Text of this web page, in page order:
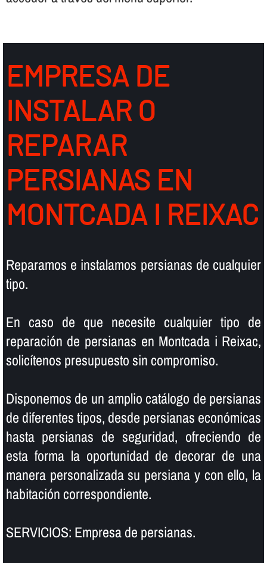
EMPRESA DE
INSTALAR O
REPARAR
PERSIANAS EN
MONTCADA I REIXAC
Reparamos e instalamos persianas de cualquier
tipo.
En caso de que necesite cualquier tipo de
reparación de persianas en Montcada i Reixac,
solicí­tenos presupuesto sin compromiso.
Disponemos de un amplio catálogo de persianas
de diferentes tipos, desde persianas económicas
hasta persianas de seguridad, ofreciendo de
esta forma la oportunidad de decorar de una
manera personalizada su persiana y con ello, la
habitación correspondiente.
SERVICIOS: Empresa de persianas.